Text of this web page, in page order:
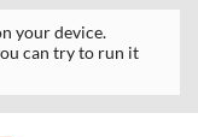
your device.
can try to run it